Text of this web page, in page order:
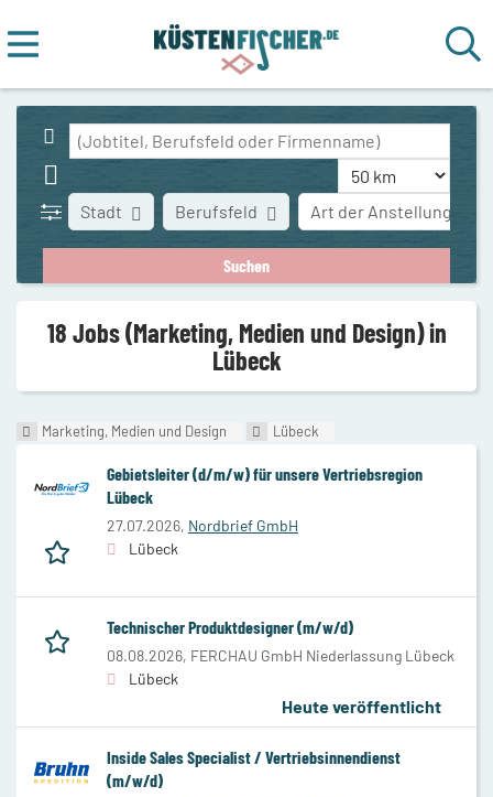
Stadt Art der Anstellung
Berufsfeld
18 Jobs (Marketing, Medien und Design) in
Lübeck
Marketing, Medien und Design Lübeck
Gebietsleiter (d/m/w) für unsere Vertriebsregion
Lübeck
27.07.2026, Nordbrief GmbH
Lübeck
Technischer Produktdesigner (m/w/d)
08.08.2026, FERCHAU GmbH Niederlassung Lübeck
Lübeck
Heute veröffentlicht
Inside Sales Specialist / Vertriebsinnendienst
(m/w/d)